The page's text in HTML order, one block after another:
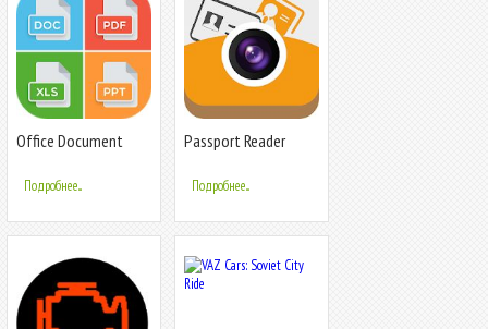
Office Document
PPT, PDF, TXT
Подробнее...
Passport Reader
Подробнее...